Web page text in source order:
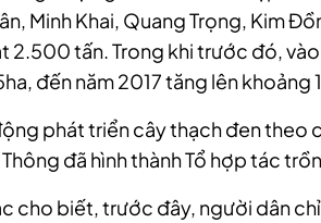
Minh Khai, Quang Trọng, Kim
2.500 tấn. Trong khi trước đó,
đến năm 2017 tăng lên khoảng
phát triển cây thạch đen theo
đã hình thành Tổ hợp tác
cho biết, trước đây, người dân